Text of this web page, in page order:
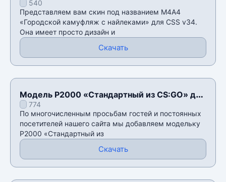
найлеками» для CSS v34
540
Представляем вам скин под названием М4А4
«Городской камуфляж с найлеками» для CSS v34.
Она имеет просто дизайн и
Скачать
Модель P2000 «Стандартный из CS:GO» для
CSS v34
774
По многочисленным просьбам гостей и постоянных
посетителей нашего сайта мы добавляем модельку
P2000 «Стандартный из
Скачать